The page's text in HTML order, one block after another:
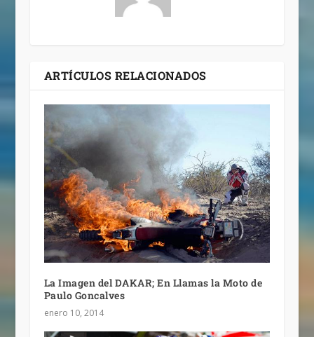
ARTÍCULOS RELACIONADOS
La Imagen del DAKAR; En Llamas la Moto de
Paulo Goncalves
enero 10, 2014